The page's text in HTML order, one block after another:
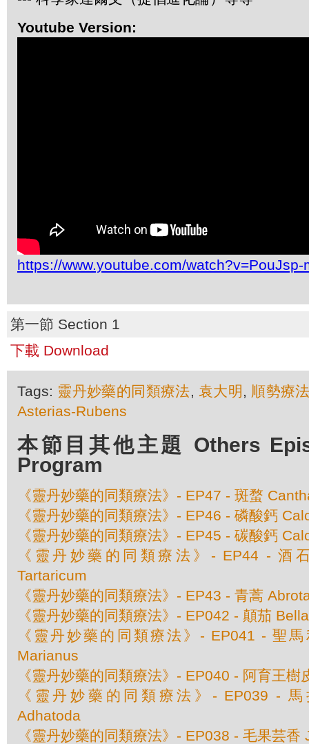
Youtube Version:
https://www.youtube.com/watch?v=PouJsp-
第一節 Section 1
下載 Download
Tags: 靈丹妙藥的同類療法, 袁大明 , 順勢療
Asterias-Rubens
本節目其他主題 Others
Program
《靈丹妙藥的同類療法》- EP47 - 斑蝥
《靈丹妙藥的同類療法》- EP46 - 磷酸鈣
《靈丹妙藥的同類療法》- EP45 - 碳酸鈣
《靈丹妙藥的同類療法》- EP44 - 酒
Tartaricum
《靈丹妙藥的同類療法》- EP43 - 青蒿
《靈丹妙藥的同類療法》- EP042 - 顛茄
《靈丹妙藥的同類療法》- EP041 - 聖
Marianus
《靈丹妙藥的同類療法》- EP040 - 阿育王
《靈丹妙藥的同類療法》- EP039 -
Adhatoda
《靈丹妙藥的同類療法》- EP038 - 毛果芸香